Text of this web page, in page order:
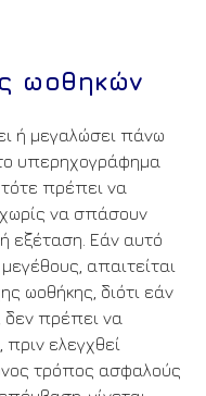
ωοθηκών
ή μεγαλώσει πάνω
υπερηχογράφημα
πρέπει να
να σπάσουν
εξέταση. Εάν αυτό
απαιτείται
ωοθήκης, διότι εάν
δεν πρέπει να
ελεγχθεί
τρόπος ασφαλούς